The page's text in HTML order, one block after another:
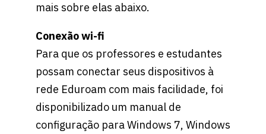
mais sobre elas abaixo.
Conexão wi-fi
Para que os professores e estudantes
possam conectar seus dispositivos à
rede Eduroam com mais facilidade, foi
disponibilizado um manual de
configuração para Windows 7, Windows